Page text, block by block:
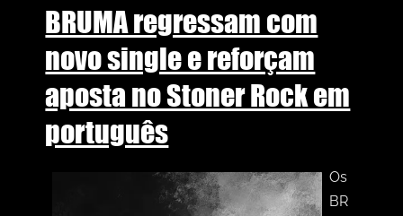
BRUMA regressam com
novo single e reforçam
aposta no Stoner Rock em
português
Os
BR